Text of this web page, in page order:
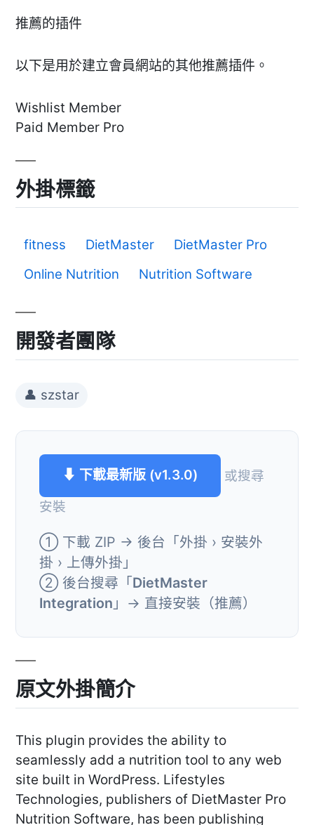
推薦的插件
以下是用於建立會員網站的其他推薦插件。
Wishlist Member
Paid Member Pro
外掛標籤
fitness DietMaster
DietMaster Pro
Online Nutrition
Nutrition Software
開發者團隊
👤 szstar
⬇ 下載最新版 (v1.3.0)
或搜尋
安裝
① 下載 ZIP → 後台「外掛 › 安裝外
掛 › 上傳外掛」
② 後台搜尋「DietMaster
Integration 」→ 直接安裝（推薦）
原文外掛簡介
This plugin provides the ability to
seamlessly add a nutrition tool to any web
site built in WordPress. Lifestyles
Technologies, publishers of DietMaster Pro
Nutrition Software, has been publishing